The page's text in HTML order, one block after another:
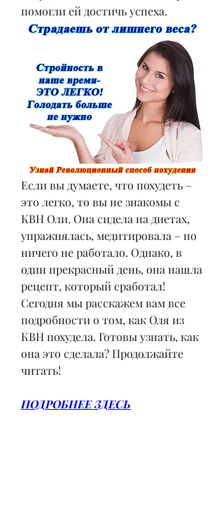
помогли ей достичь успеха.
Если вы думаете, что похудеть –
это легко, то вы не знакомы с
КВН Оли. Она сидела на диетах,
упражнялась, медитировала – но
ничего не работало. Однако, в
один прекрасный день, она нашла
рецепт, который сработал!
Сегодня мы расскажем вам все
подробности о том, как Оля из
КВН похудела. Готовы узнать, как
она это сделала? Продолжайте
читать!
ПОДРОБНЕЕ ЗДЕСЬ